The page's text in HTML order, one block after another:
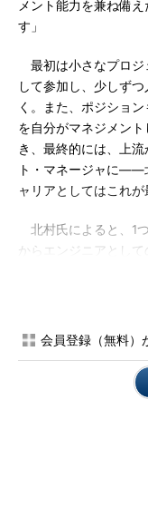
メント能力を兼ね備
す」
最初は小さなプロジ
して参加し、少しず
く。また、ポジショ
を自分がマネジメン
き、最終的には、上
ト・マネージャに――
ャリアとしてはこれが
北村氏によると、1
からエンジニアとし
ては理想的」だという
競争力のあるキャリ
ントの求人が比較的
会員登録（無料）